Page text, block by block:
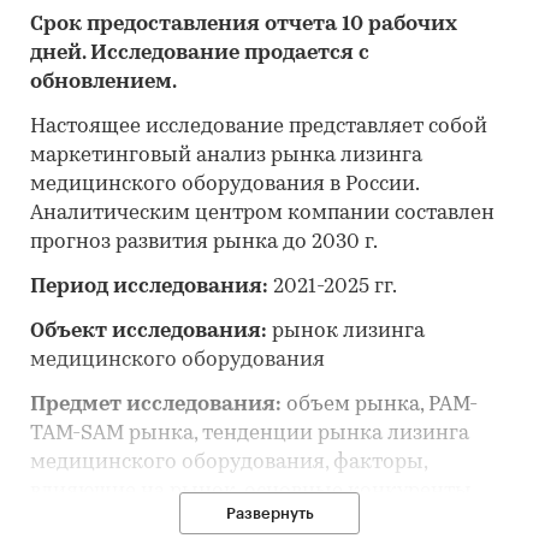
Срок предоставления отчета 10 рабочих
дней. Исследование продается с
обновлением.
Настоящее исследование представляет собой
маркетинговый анализ рынка лизинга
медицинского оборудования в России.
Аналитическим центром компании составлен
прогноз развития рынка до 2030 г.
Период исследования: 2021-2025 гг.
Объект исследования: рынок лизинга
медицинского оборудования
Предмет исследования: объем рынка, PAM-
TAM-SAM рынка, тенденции рынка лизинга
медицинского оборудования, факторы,
влияющие на рынок, основные конкуренты,
потребительские цены, отраслевые
Развернуть